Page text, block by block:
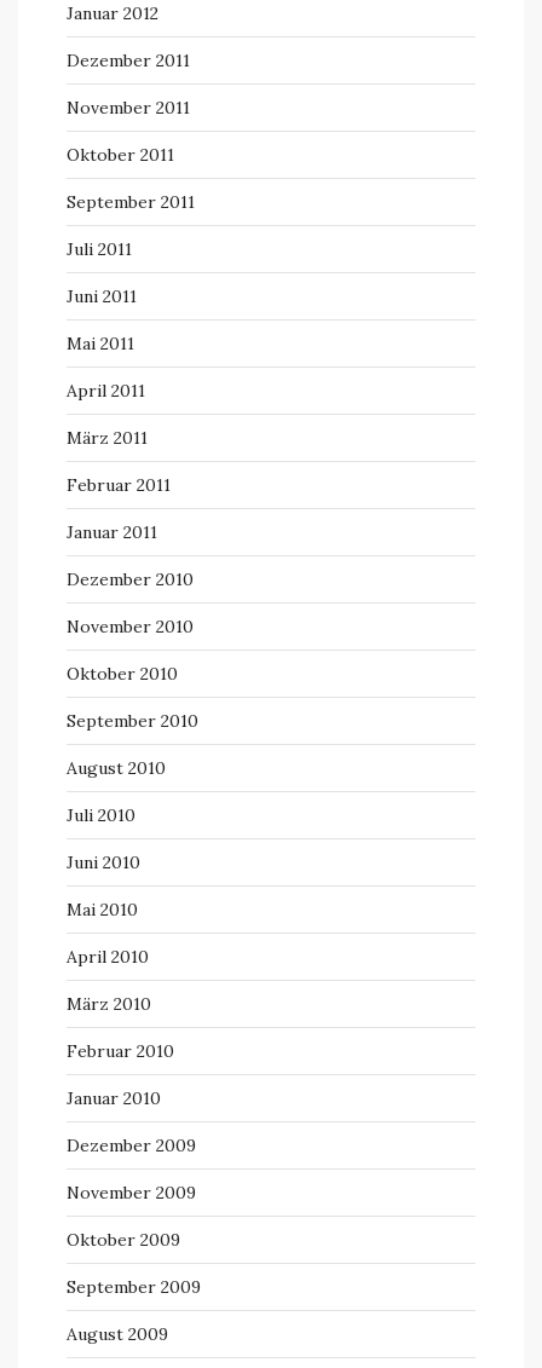
Januar 2012
Dezember 2011
November 2011
Oktober 2011
September 2011
Juli 2011
Juni 2011
Mai 2011
April 2011
März 2011
Februar 2011
Januar 2011
Dezember 2010
November 2010
Oktober 2010
September 2010
August 2010
Juli 2010
Juni 2010
Mai 2010
April 2010
März 2010
Februar 2010
Januar 2010
Dezember 2009
November 2009
Oktober 2009
September 2009
August 2009